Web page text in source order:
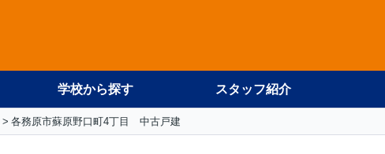
学校から探す スタッフ紹介
各務原市蘇原野口町4丁目 中古戸建